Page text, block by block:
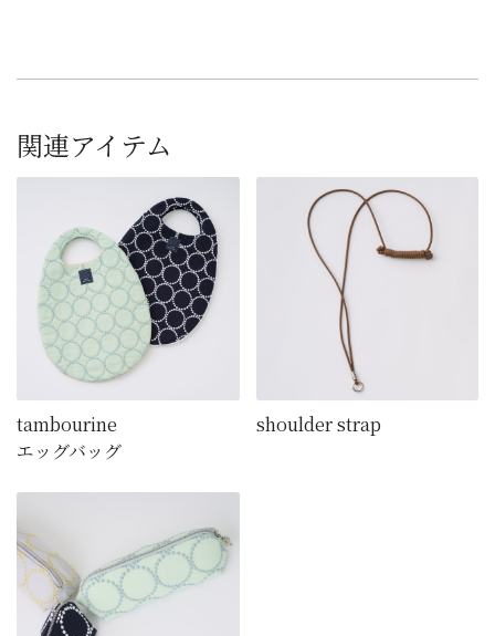
関連アイテム
tambourine
エッグバッグ
shoulder strap